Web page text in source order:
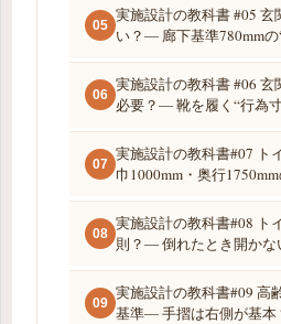
05
実施設計の教科書 #05 玄
い？― 廊下基準780mmの
06
実施設計の教科書 #06 玄
必要？― 靴を履く“行為
07
実施設計の教科書#07
巾1000mm・奥行
08
実施設計の教科書#08 ト
則？― 倒れたとき開かな
09
実施設計の教科書#09 高
基準― 手摺は右側が基本